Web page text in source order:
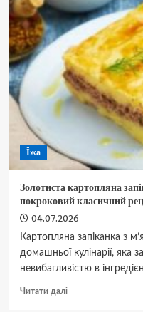
машина
смердить
влітку:
як
швидко
та
назавжди
позбутися
неприємного
Їжа
Золотиста картопляна
покроковий класичний
04.07.2026
Картопляна запіканка з
домашньої кулінарії, яка
невибагливістю в
Читати даліДокладніше